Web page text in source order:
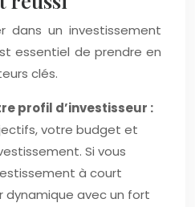
dans un investissement
essentiel de prendre en
clés.
profil d’investisseur :
votre budget et
Si vous
à court
dynamique avec un fort